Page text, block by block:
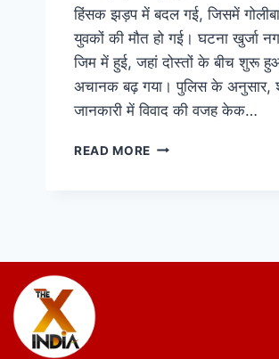
हिंसक झड़प में बदल गई, जिसमें
युवकों की मौत हो गई। घटना खुर्जा
जिम में हुई, जहां दोस्तों के बीच शुरू हुआ
अचानक बढ़ गया। पुलिस के अनुसार,
जानकारी में विवाद की वजह केक…
READ MORE